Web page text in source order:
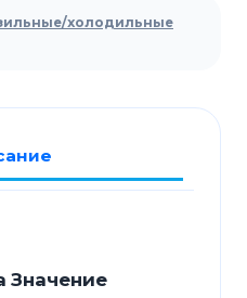
холодильные
Значение